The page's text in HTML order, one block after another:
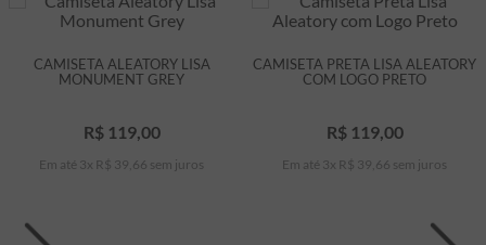
CAMISETA ALEATORY LISA
MONUMENT GREY
R$ 119,00
Em até 3 x R$ 39 66 sem juros
CAMISETA PRETA LISA ALEATORY
COM LOGO PRETO
R$ 119,00
Em até 3 x R$ 39 66 sem juros